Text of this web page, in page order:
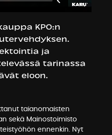
KPO:n
ja
tarinassa
eloon.
taianomaisten
sekä Mainostoimisto
ennenkin. Nyt